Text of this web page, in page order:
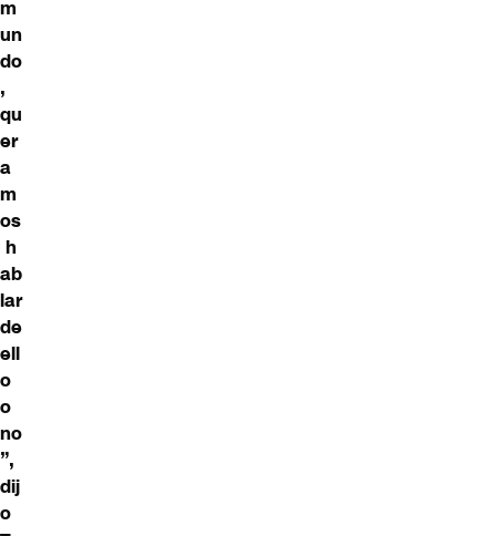
m
un
do
,
qu
er
a
m
os
h
ab
lar
de
ell
o
o
no
”,
dij
o